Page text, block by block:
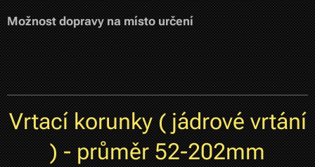
Možnost dopravy na místo určení
Vrtací korunky ( jádrové vrtání
) - průměr 52-202mm